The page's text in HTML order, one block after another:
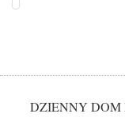
Menu
DZIENNY DOM